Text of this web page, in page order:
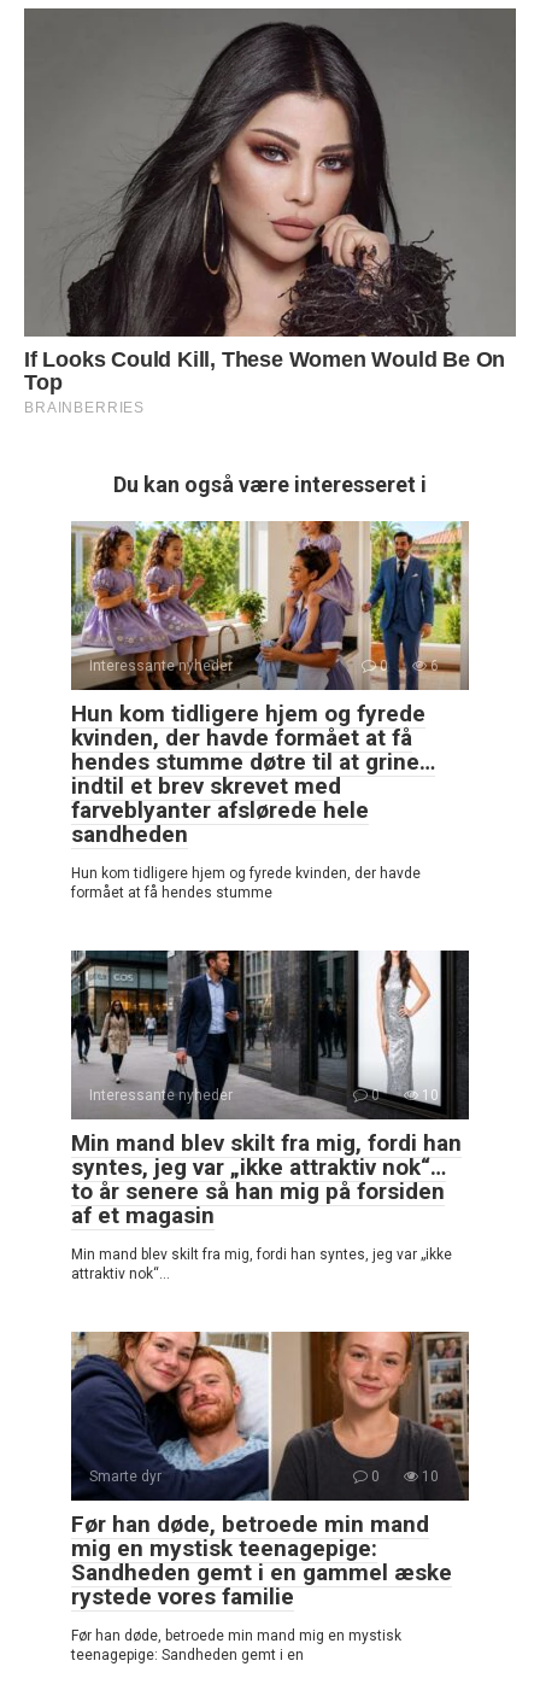
Du kan også være interesseret i
Interessante nyheder 0 6
Hun kom tidligere hjem og fyrede
kvinden, der havde formået at få
hendes stumme døtre til at grine…
indtil et brev skrevet med
farveblyanter afslørede hele
sandheden
Hun kom tidligere hjem og fyrede kvinden, der havde
formået at få hendes stumme
Interessante nyheder 0 10
Min mand blev skilt fra mig, fordi han
syntes, jeg var „ikke attraktiv nok“…
to år senere så han mig på forsiden
af et magasin
Min mand blev skilt fra mig, fordi han syntes, jeg var „ikke
attraktiv nok“…
Smarte dyr 0 10
Før han døde, betroede min mand
mig en mystisk teenagepige:
Sandheden gemt i en gammel æske
rystede vores familie
Før han døde, betroede min mand mig en mystisk
teenagepige: Sandheden gemt i en